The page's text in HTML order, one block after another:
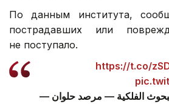
По данным института,
пострадавших или
не поступало.
https://t.co/
— المعهد القومي للبحوث الفلكية — مرصد حلوان